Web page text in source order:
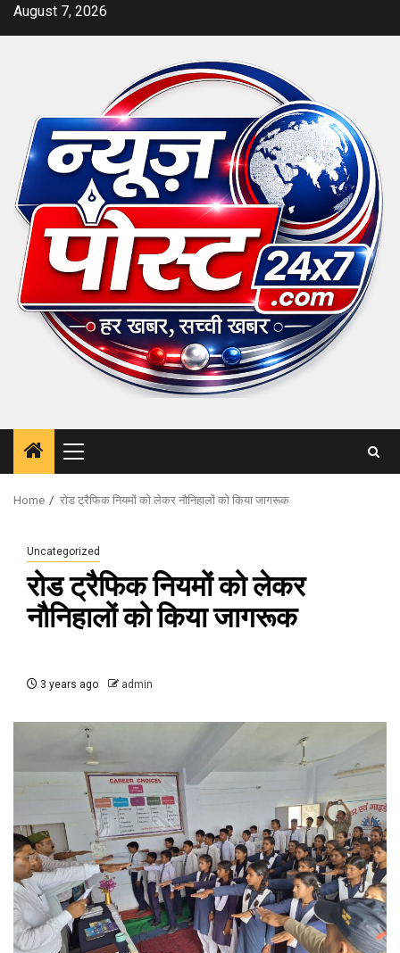
SkipAugust 7, 2026
Primary
Menu
Home रोड ट्रैफिक नियमों को लेकर नौनिहालों को किया जागरूक
Uncategorized
रोड ट्रैफिक नियमों को लेकर
नौनिहालों को किया जागरूक
3 years ago admin